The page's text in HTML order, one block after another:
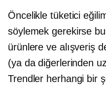
Öncelikle tüketici
söylemek gerekirse
ürünlere ve alışveriş
(ya da diğerlerinden
Trendler herhangi bir